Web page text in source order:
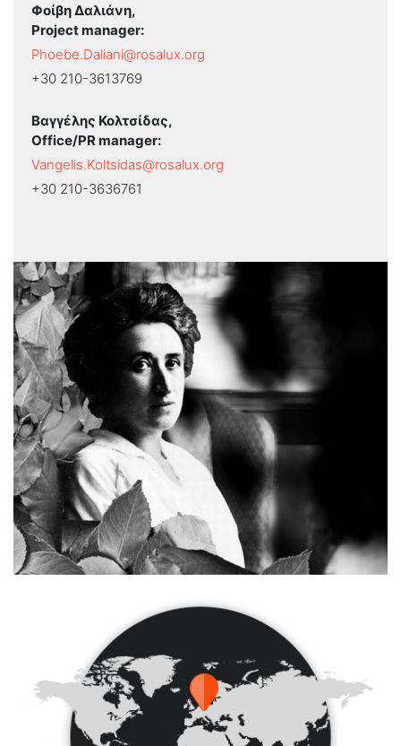
Φοίβη Δαλιάνη,
Project manager:
Phoebe.Daliani@rosalux.org
+30 210-3613769
Βαγγέλης Κολτσίδας,
Office/PR manager:
Vangelis.Koltsidas@rosalux.org
+30 210-3636761